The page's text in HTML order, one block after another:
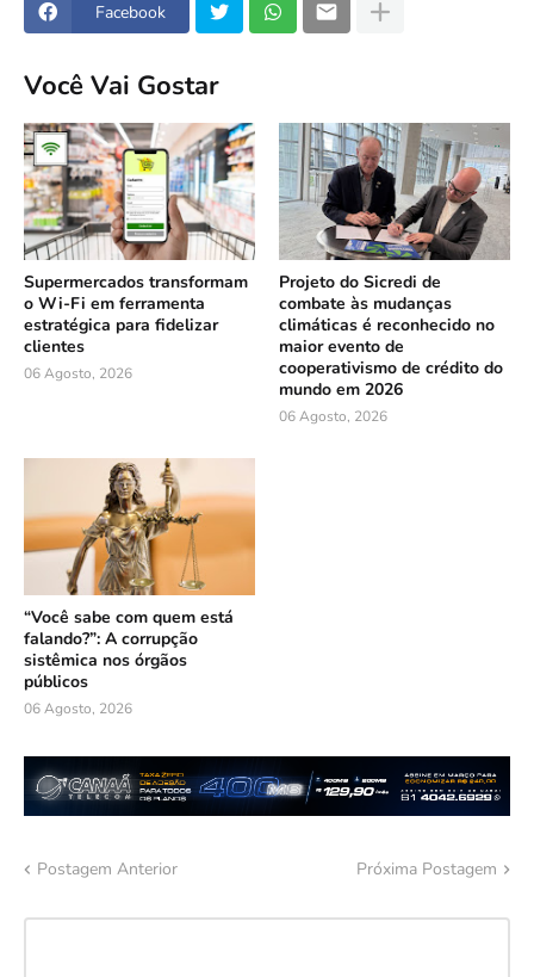
Facebook
Você Vai Gostar
Supermercados transformam
o Wi-Fi em ferramenta
estratégica para fidelizar
clientes
06 Agosto, 2026
Projeto do Sicredi de
combate às mudanças
climáticas é reconhecido no
maior evento de
cooperativismo de crédito do
mundo em 2026
06 Agosto, 2026
“Você sabe com quem está
falando?”: A corrupção
sistêmica nos órgãos
públicos
06 Agosto, 2026
Postagem Anterior Próxima Postagem